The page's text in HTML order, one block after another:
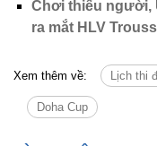
Chơi thiếu người,
ra mắt HLV
Xem thêm về: Lịch thi
Doha Cup